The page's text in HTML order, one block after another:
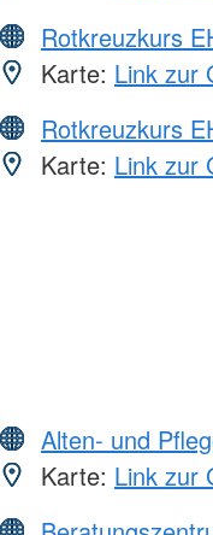
Rotkreuzkurs
Karte: Link zur
Rotkreuzkurs
Karte: Link zur
Alten- und
Karte: Link zur